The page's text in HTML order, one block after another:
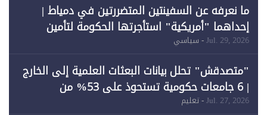
ما نعرفه عن السفينتين المتضررتين في دمياط |
إحداهما "أمريكية" استأجرتها الحكومة لتأمين
احتياجات الطاقة
Jul. 29, 2026- سياسي
"متصدقش" تحلل بيانات البعثات العلمية إلى الخارج
| 6 جامعات حكومية تستحوذ على 53% من
Jul. 27, 2026- تعليم